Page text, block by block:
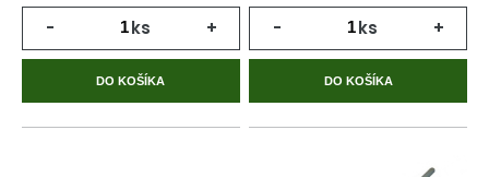
- ks +
DO KOŠÍKA
- ks +
DO KOŠÍKA